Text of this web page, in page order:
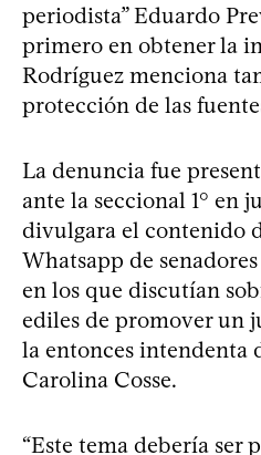
periodista” Eduardo
primero en obtener la
Rodríguez menciona
protección de las
La denuncia fue
ante la seccional 1° en
divulgara el contenido
Whatsapp de
en los que discutían
ediles de promover un
la entonces intendenta
Carolina Cosse.
“Este tema debería ser